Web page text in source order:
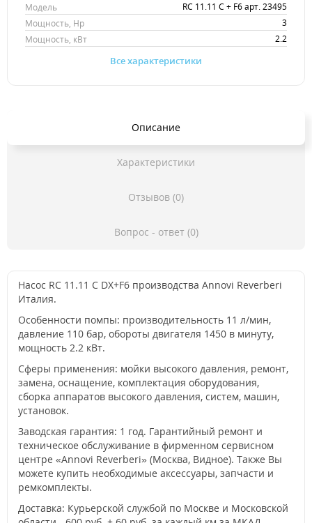
Модель
RC 11.11 C + F6 арт. 23495
Мощность, Hp
3
Мощность, кВт
2.2
Все характеристики
Описание
Характеристики
Отзывов (0)
Вопрос - ответ (0)
Насос RC 11.11 C DX+F6 производства Annovi Reverberi
Италия.
Особенности помпы: производительность 11 л/мин,
давление 110 бар, обороты двигателя 1450 в минуту,
мощность 2.2 кВт.
Сферы применения: мойки высокого давления, ремонт,
замена, оснащение, комплектация оборудования,
сборка аппаратов высокого давления, систем, машин,
установок.
Заводская гарантия: 1 год. Гарантийный ремонт и
техническое обслуживание в фирменном сервисном
центре «Annovi Reverberi» (Москва, Видное). Также Вы
можете купить необходимые аксессуары, запчасти и
ремкомплекты.
Доставка: Курьерской службой по Москве и Московской